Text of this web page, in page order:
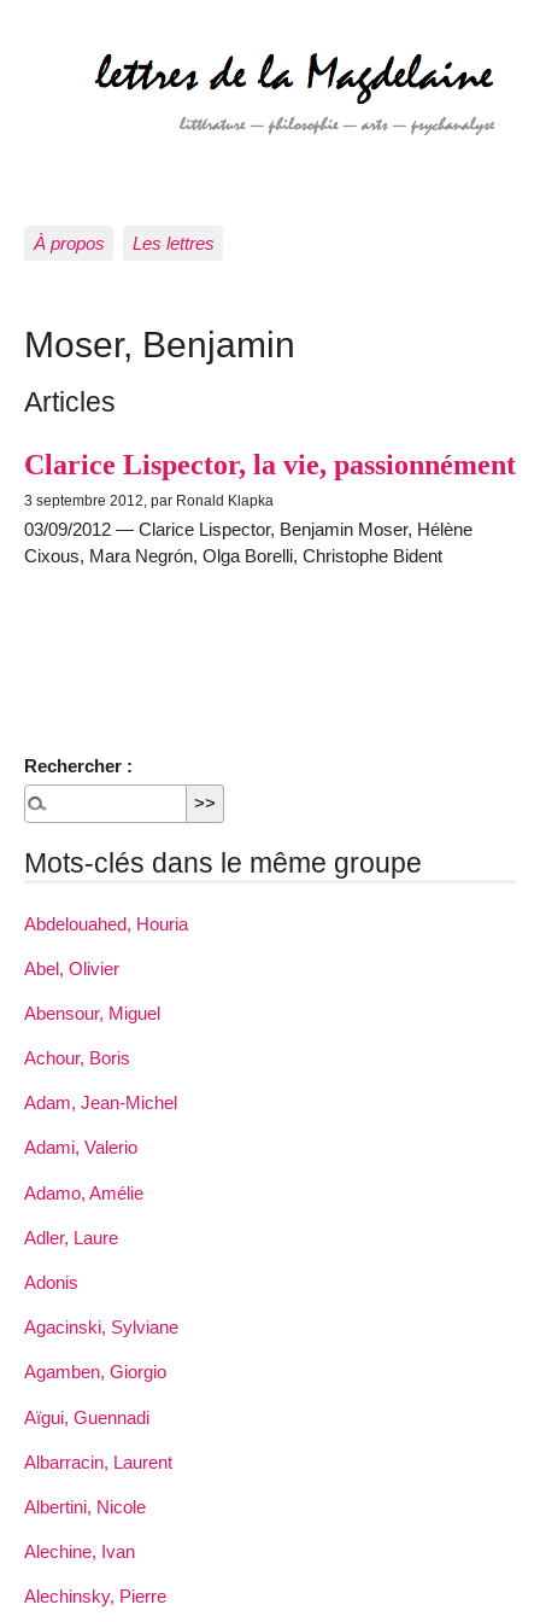
À propos Les lettres
Moser, Benjamin
Articles
Clarice Lispector, la vie, passionnément
3 septembre 2012, par Ronald Klapka
03/09/2012 — Clarice Lispector, Benjamin Moser, Hélène
Cixous, Mara Negrón, Olga Borelli, Christophe Bident
Rechercher :
Mots-clés dans le même groupe
Abdelouahed, Houria
Abel, Olivier
Abensour, Miguel
Achour, Boris
Adam, Jean-Michel
Adami, Valerio
Adamo, Amélie
Adler, Laure
Adonis
Agacinski, Sylviane
Agamben, Giorgio
Aïgui, Guennadi
Albarracin, Laurent
Albertini, Nicole
Alechine, Ivan
Alechinsky, Pierre